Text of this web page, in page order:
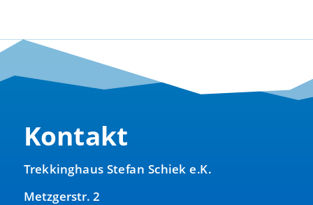
Kontakt
Trekkinghaus Stefan Schiek e.K.
Metzgerstr. 2